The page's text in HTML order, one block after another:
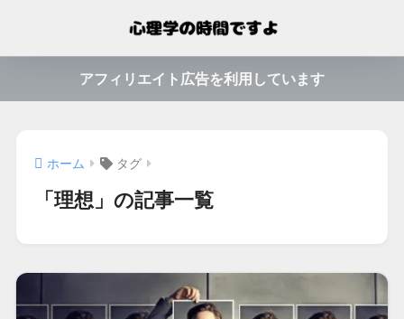
アフィリエイト広告を利用しています
ホーム タグ
「理想」の記事一覧